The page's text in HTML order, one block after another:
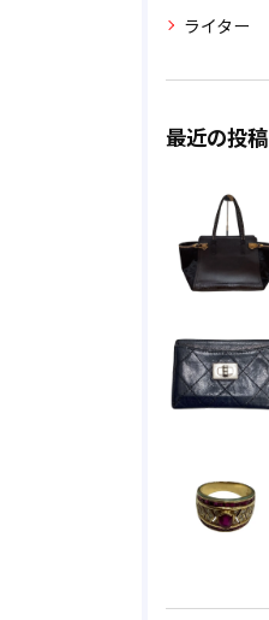
ライター
最近の投稿